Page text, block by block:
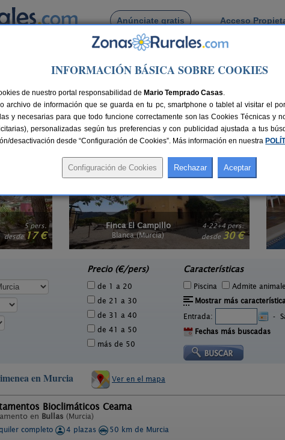
Anúnciate gratis Acceso
Busca por pueblo
chimenea en Murcia
que pasar una velada al calor de una chimenea. Escapa del mundanal
chimenea. Disfruta del momento, con amigos, en pareja o en familia. Opta
También te recomendamos visitar esta selección de
casas rurales en la
4-22+4 pers.
desde30 €
6-14 pers.
desde 18 €
Casas del Conde
Doña Inés (Murcia)
Precio (€/pers)
de 1 a 20
de 21 a 30
de 31 a 40
de 41 a 50
más de 50
Características
Piscina Admite
Mostrar más
Entrada:
-
Fechas más buscadas
en Murcia Ver en el mapa
Bioclimáticos Ceama
en Bullas (Murcia)
completo
4 plazas
50 km de Murcia
INFORMACIÓN BÁSICA SOBRE COOKIES
de nuestro portal responsabilidad de Mario Temprado Casas.
archivo de información que se guarda en tu pc, smartphone o tablet al visitar el
y necesarias para que todo funcione correctamente son las Cookies Técnicas y
personalizadas según tus preferencias y con publicidad ajustada a tus
desactivación desde “Configuración de Cookies”. Más información en nuestra